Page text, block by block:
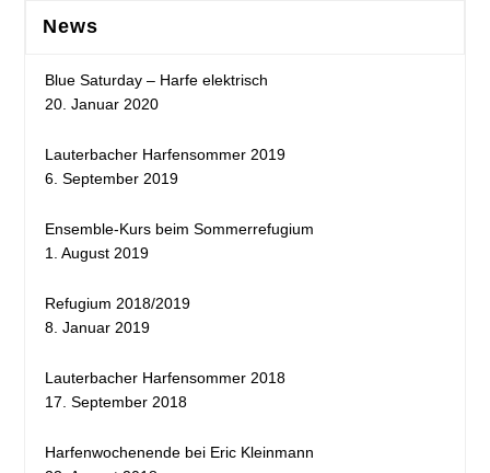
News
Blue Saturday – Harfe elektrisch
20. Januar 2020
Lauterbacher Harfensommer 2019
6. September 2019
Ensemble-Kurs beim Sommerrefugium
1. August 2019
Refugium 2018/2019
8. Januar 2019
Lauterbacher Harfensommer 2018
17. September 2018
Harfenwochenende bei Eric Kleinmann